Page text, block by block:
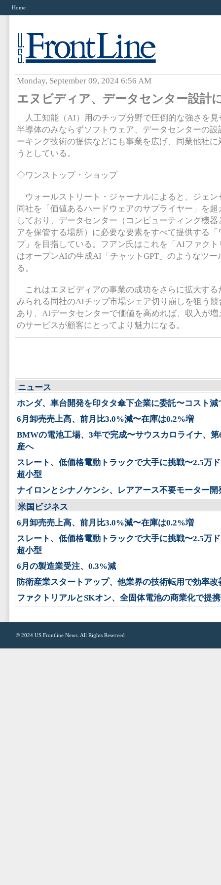
Home
Monday, September 09, 2024 6:56 AM
エヌビディア、データセンター設計
人工知能（AI）用のチップ分野で圧倒的な強さを見
半導体のみならずソフトウェア、データセンターの
ーキング技術の提供などにも事業を広げ、同業他社
うとしている。
◇ワンストップ・ショップ
ウォールストリート・ジャーナルによると、ジェン
同社を「価値あるハードウェアのサプライヤー」を
しており、データセンター（コンピューティング機
アを保管する場所）に必要な要素をすべて提供する
プ」を目指している。フアン氏はこれを「AIファク
はオープンAIの生成AI「チャットGPT」のようなツー
る。
これはエヌビディアの事業の成功をさらに拡大する
みられる同社のAIチップ市場シェア切り崩しを狙う
あり、AIデータセンターで価値を高めれば、収入が
のサービスが顧客にとってより魅力になる。
ニュース
ホンダ、車台開発を印タタ傘下企業に委託〜コスト減
6月卸売売上高、前月比3.0%減〜在庫は0.2%増
BMWの電池工場、3年で完成〜サウスカロライナ、第
産へ
スレート、低価格電動トラックで大手に挑戦〜2.5万
超小型
ナイロンとシナノケンシ、レアアース不要モーター開
米国ビジネス
6月卸売売上高、前月比3.0%減〜在庫は0.2%増
スレート、低価格電動トラックで大手に挑戦〜2.5万
超小型
6月の製造業受注、0.3%減
防衛産業スタートアップ、他業界の技術転用で効率改
ファクトリアルとSKオン、全固体電池の商業化で提携
© 2024 US Frontline News . All Rights Reserved